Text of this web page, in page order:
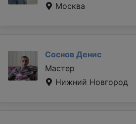
Москва
Соснов Денис
Мастер
Нижний Новгород